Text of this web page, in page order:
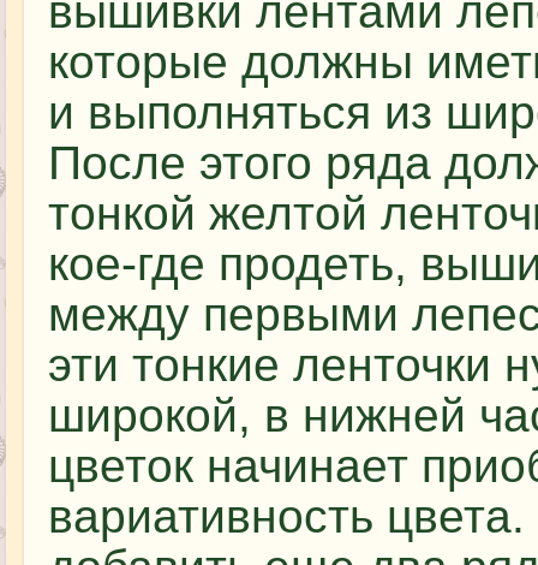
вышивки лентами
которые должны
и выполняться из
После этого ряда
тонкой желтой
кое-где продеть,
между первыми
эти тонкие ленточки
широкой, в нижней
цветок начинает
вариативность